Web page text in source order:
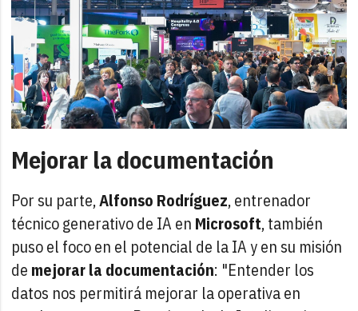
Mejorar la documentación
Por su parte,Alfonso Rodríguez, entrenador
técnico generativo de IA en Microsoft, también
puso el foco en el potencial de la IA y en su misión
de mejorar la documentación: "Entender los
datos nos permitirá mejorar la operativa en